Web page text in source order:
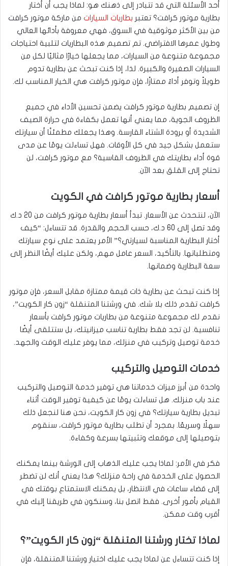
أحد الأسئلة التي قد تتبادر إلى ذهنك هو: لماذا يجب أن أختار
بطارية موتور كرافت؟ تعتبر بطاريات السيارات من ماركة موتور كرافت
من بين الأكثر موثوقية في السوق، فهي معروفة بأدائها العالي
وطول عمرها الافتراضي. تم تصميم هذه البطاريات لتلبية احتياجات
مجموعة متنوعة من السيارات، مما يجعلها خيارًا مثاليًا لكل من
السيارات الصغيرة والكبيرة. لذا، إذا كنت تبحث عن بطارية تدوم
طويلاً وتوفر أداءً ممتازًا، فإن موتور كرافت هي الخيار المناسب لك.
إن تصميم بطارية موتور كرافت يضمن تحسين الأداء في جميع
الظروف الجوية، مما يعني أنها تعمل بكفاءة في حرارة الصيف
الشديدة أو برودة الشتاء القارسة. وهذا يجعلك مطمئنًا أن سيارتك
ستعمل بشكل جيد في كل الأوقات. فهل تساءلت يومًا عن مدى
قوة أداء بطاريتك في الظروف القاسية؟ مع موتور كرافت، لن
تحتاج إلى القلق بعد الآن.
أسعار بطارية موتور كرافت في الكويت
الآن، لنتحدث عن الأسعار. تبدأ أسعار بطارية موتور كرافت من 20 د.ك
وقد تصل إلى 60 د.ك، حسب الحجم والقدرة. قد تتساءل: “كيف
أختار البطارية المناسبة لسيارتي؟” الأمر يعتمد على نوع سيارتك
ومتطلباتها. بالتأكيد، السعر عامل مهم، ولكن عليك أيضًا النظر إلى
سعة البطارية وضمانها.
إذا كنت تبحث عن بطارية ذات قيمة ممتازة مقابل السعر، فإن موتور
كرافت تقدم ذلك بلا شك. في ورشتنا المتنقلة “زون كار الكويت”،
نقدم لك مجموعة متنوعة من بطاريات موتور كرافت بأسعار
تنافسية. لن تجد فقط بطارية تناسب ميزانيتك، بل ستتلقى أيضًا
خدمة توصيل وتركيب في منزلك، مما يوفر عليك الوقت والجهد.
خدمات التوصيل والتركيب
واحدة من أبرز ميزات خدماتنا هي توفير خدمة التوصيل والتركيب
عند باب منزلك. هل تساءلت يومًا عن كيفية توفير الوقت أثناء
تبديل بطارية سيارتك؟ في زون كار الكويت، نحن هنا لنجعل ذلك
سهلًا وسريعًا. بمجرد أن تطلب بطارية موتور كرافت، سنقوم
بتوصيلها إلى موقعك وتثبيتها بسرعة وكفاءة.
فكر في الأمر: لماذا يجب عليك الذهاب إلى الورشة بينما يمكنك
الحصول على الخدمة في راحة منزلك؟ هذا يعني أنك لن تضطر
إلى قضاء ساعات في الانتظار، بل يمكنك الاستمتاع بوقتك في
القيام بأمور أخرى. فقط اتصل بنا، وسنكون في طريقنا إليك في
أقرب وقت ممكن.
لماذا تختار ورشتنا المتنقلة “زون كار الكويت”؟
إذا كنت تتساءل عن لماذا يجب عليك اختيار ورشتنا المتنقلة، فإن